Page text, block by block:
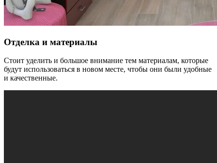
Отделка и материалы
Стоит уделить и большое внимание тем материалам, которые
будут использоваться в новом месте, чтобы они были удобные
и качественные.